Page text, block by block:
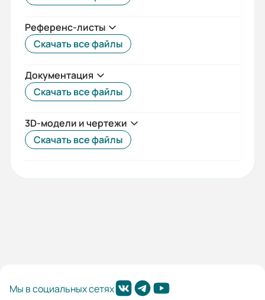
Референс-листы
Скачать все файлы
Документация
Скачать все файлы
3D-модели и чертежи
Скачать все файлы
Мы в социальных сетях